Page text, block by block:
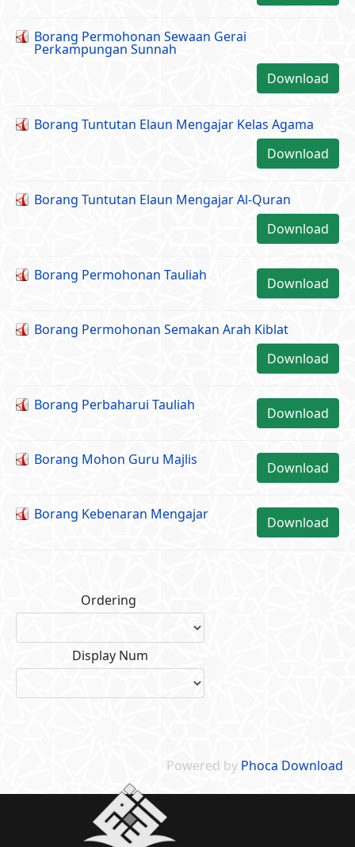
Borang Permohonan Sewaan Gerai
Perkampungan Sunnah
Download
Borang Tuntutan Elaun Mengajar Kelas Agama
Download
Borang Tuntutan Elaun Mengajar Al-Quran
Download
Borang Permohonan Tauliah Download
Borang Permohonan Semakan Arah Kiblat
Download
Borang Perbaharui Tauliah Download
Borang Mohon Guru Majlis Download
Borang Kebenaran Mengajar Download
Ordering
Display Num
Powered by Phoca Download